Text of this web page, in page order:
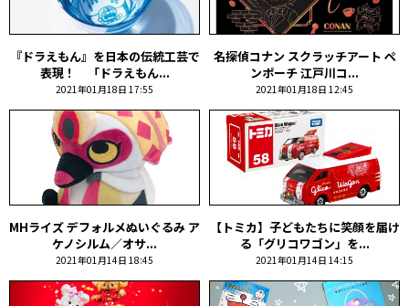
『ドラえもん』を日本の伝統工芸で
表現！ 「ドラえもん...
2021年01月18日 17:55
名探偵コナン スクラッチアート ペ
ンポーチ 江戸川コ...
2021年01月18日 12:45
MHライズ デフォルメぬいぐるみ ア
ケノシルム／オサ...
2021年01月14日 18:45
【トミカ】子どもたちに笑顔を届け
る「グリコワゴン」を...
2021年01月14日 14:15